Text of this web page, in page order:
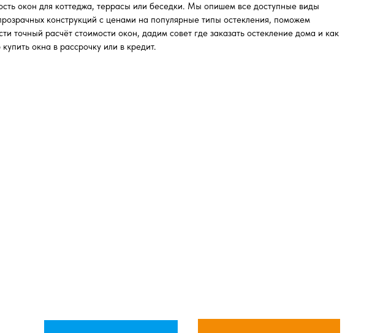
окон для коттеджа, террасы или беседки. Мы опишем все доступные виды
конструкций с ценами на популярные типы остекления, поможем
точный расчёт стоимости окон, дадим совет где заказать остекление дома и как
окна в рассрочку или в кредит.